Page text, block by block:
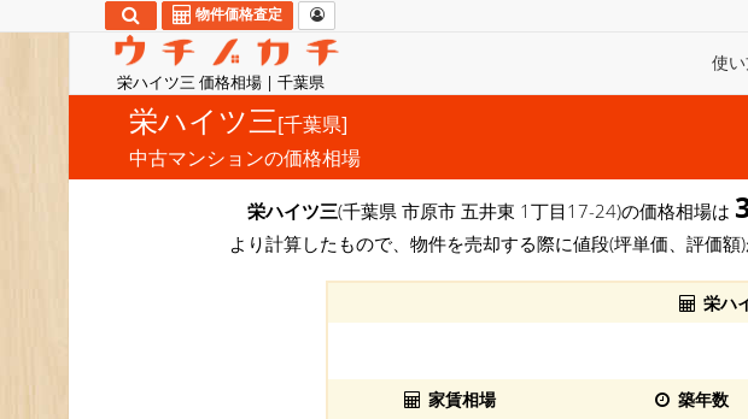
栄ハイツ三 価格相場 | 千葉県
使
物件価格査定
栄ハイツ三[千葉県]
中古マンションの価格相場
栄ハイツ三(千葉県 市原市 五井東 1丁目17-24)の価格相場は
より計算したもので、物件を売却する際に値段(坪単価、評価額
栄ハ
家賃相場
築年数